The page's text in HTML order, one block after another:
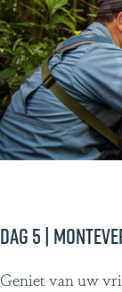
Dag 5 |
Geniet van uw